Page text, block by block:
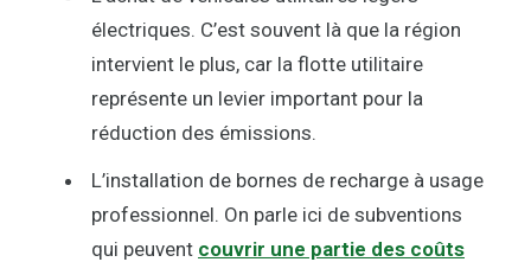
électriques. C’est souvent là que la région
intervient le plus, car la flotte utilitaire
représente un levier important pour la
réduction des émissions.
L’installation de bornes de recharge à usage
professionnel. On parle ici de subventions
qui peuvent couvrir une partie des coûts